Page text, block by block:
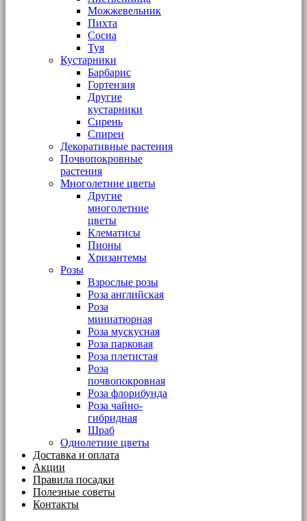
Можжевельник
Пихта
Сосна
Туя
Кустарники
Барбарис
Гортензия
Другие
кустарники
Сирень
Спиреи
Декоративные растения
Почвопокровные
растения
Многолетние цветы
Другие
многолетние
цветы
Клематисы
Пионы
Хризантемы
Розы
Взрослые розы
Роза английская
Роза
миниатюрная
Роза мускусная
Роза парковая
Роза плетистая
Роза
почвопокровная
Роза флорибунда
Роза чайно-
гибридная
Шраб
Однолетние цветы
Доставка и оплата
Акции
Правила посадки
Полезные советы
Контакты